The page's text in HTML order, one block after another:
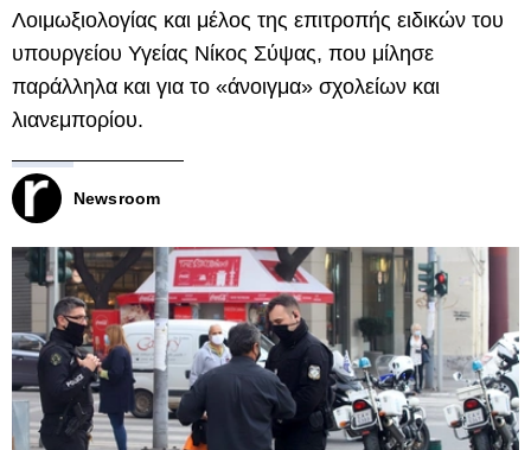
Λοιμωξιολογίας και μέλος της επιτροπής ειδικών του
υπουργείου Υγείας Νίκος Σύψας, που μίλησε
παράλληλα και για το «άνοιγμα» σχολείων και
λιανεμπορίου.
Newsroom